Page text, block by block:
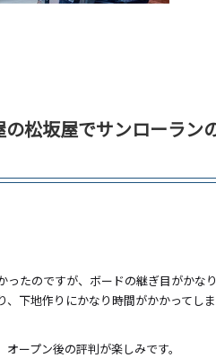
松坂屋でサンローラン
ったのですが、ボードの継ぎ目がかな
、下地作りにかなり時間がかかってし
ープン後の評判が楽しみです。